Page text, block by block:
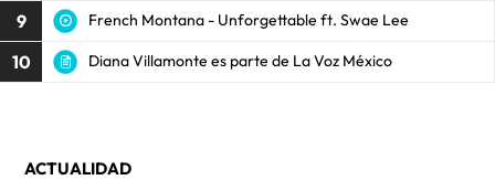
9 French Montana - Unforgettable ft. Swae Lee
10 Diana Villamonte es parte de La Voz México
ACTUALIDAD